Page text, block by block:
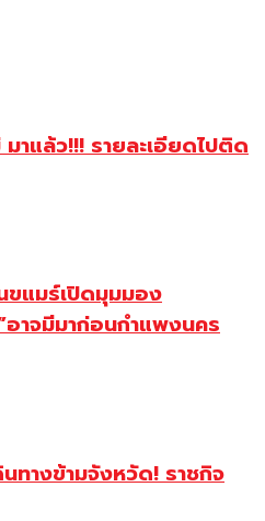
าแล้ว!!! รายละเอียดไปติด
ขแมร์เปิดมุมมอง
อาจมีมาก่อนกำแพงนคร
ทางข้ามจังหวัด! ราชกิจ